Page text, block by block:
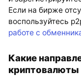
Если на бирже
воспользуйтесь
работе с
Какие
криптовалюты